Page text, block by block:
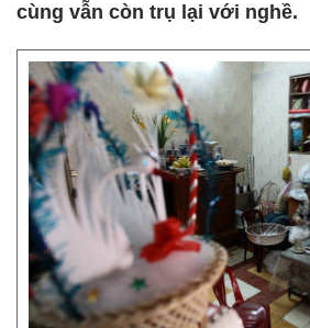
cùng vẫn còn trụ lại với nghề.